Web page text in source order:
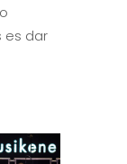
es dar